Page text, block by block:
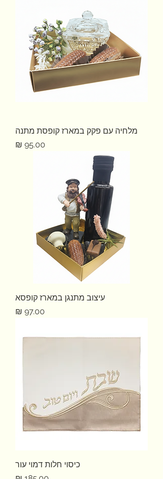
מלחיה עם פקק במארז קופסת מתנה
מחיר
עיצוב מתנגן במארז קופסא
מחיר
כיסוי חלות דמוי עור